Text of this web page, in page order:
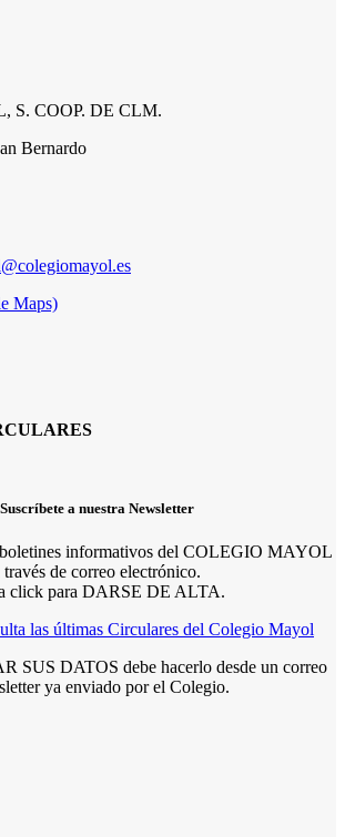
S. COOP. DE CLM.
Bernardo
Maps)
Suscríbete a nuestra Newsletter
informativos del COLEGIO MAYOL
través de correo electrónico.
click para DARSE DE ALTA.
SUS DATOS debe hacerlo desde un correo
ya enviado por el Colegio.